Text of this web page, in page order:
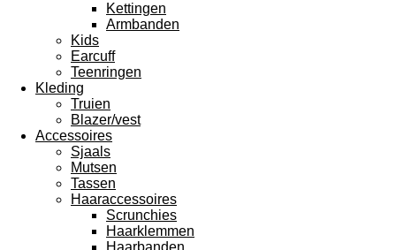
Kettingen
Armbanden
Kids
Earcuff
Teenringen
Kleding
Truien
Blazer/vest
Accessoires
Sjaals
Mutsen
Tassen
Haaraccessoires
Scrunchies
Haarklemmen